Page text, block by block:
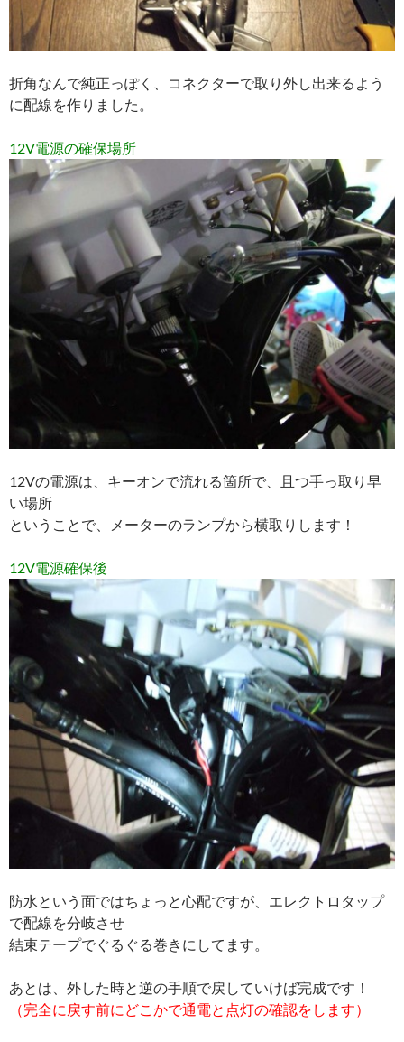
折角なんで純正っぽく、コネクターで取り外し出来るよう
に配線を作りました。
12V電源の確保場所
12Vの電源は、キーオンで流れる箇所で、且つ手っ取り早
い場所
ということで、メーターのランプから横取りします！
12V電源確保後
防水という面ではちょっと心配ですが、エレクトロタップ
で配線を分岐させ
結束テープでぐるぐる巻きにしてます。
あとは、外した時と逆の手順で戻していけば完成です！
（完全に戻す前にどこかで通電と点灯の確認をします）